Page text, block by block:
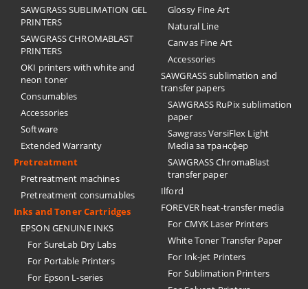
SAWGRASS SUBLIMATION GEL
PRINTERS
SAWGRASS CHROMABLAST
PRINTERS
OKI printers with white and
neon toner
Consumables
Accessories
Software
Extended Warranty
Pretreatment
Pretreatment machines
Pretreatment consumables
Inks and Toner Cartridges
EPSON GENUINE INKS
For SureLab Dry Labs
For Portable Printers
For Epson L-series
Glossy Fine Art
Natural Line
Canvas Fine Art
Accessories
SAWGRASS sublimation and
transfer papers
SAWGRASS RuPix sublimation
paper
Sawgrass VersiFlex Light
Media за трансфер
SAWGRASS ChromaBlast
transfer paper
Ilford
FOREVER heat-transfer media
For CMYK Laser Printers
White Toner Transfer Paper
For Ink-Jet Printers
For Sublimation Printers